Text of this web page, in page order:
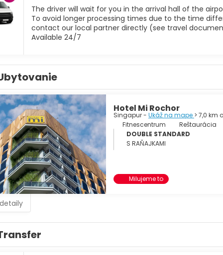
The driver will wait for you in the arrival hall of the
To avoid longer processing times due to the time
contact our local partner directly (see travel
Available 24/7
Hotel Mi Rochor
Singapur - Ukáž na mape > 7,0 km
Fitnescentrum
Reštaurácia
DOUBLE STANDARD
S RAŇAJKAMI
Milujeme to